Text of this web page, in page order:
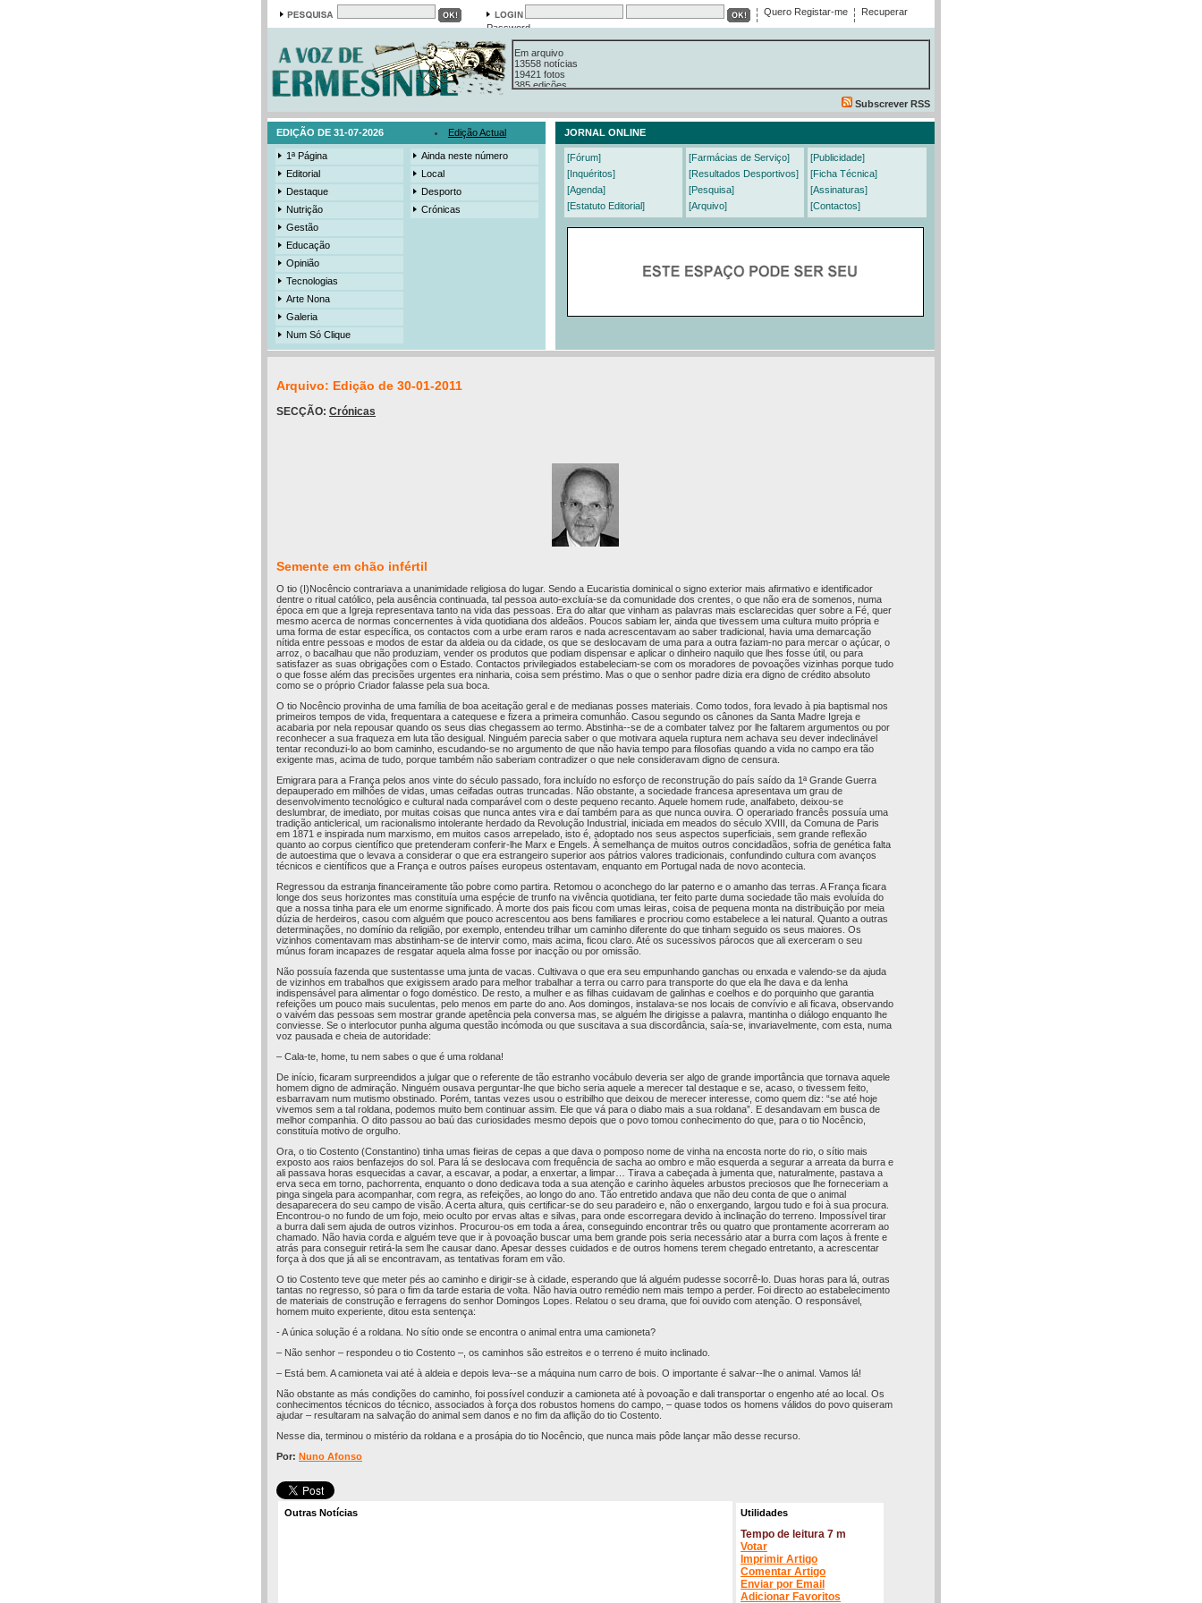
Quero Registar-me
Recuperar
Password
13558 notícias
19421 fotos
385 edições
3206 mensagens
Subscrever RSS
EDIÇÃO DE 31-07-2026 Edição Actual JORNAL ONLINE
1ª Página
Editorial
Destaque
Nutrição
Gestão
Educação
Opinião
Tecnologias
Arte Nona
Galeria
Num Só Clique
Ainda neste número
Local
Desporto
Crónicas
[Fórum]
[Inquéritos]
[Agenda]
[Estatuto Editorial]
[Farmácias de Serviço]
[Resultados Desportivos]
[Pesquisa]
[Arquivo]
[Publicidade]
[Ficha Técnica]
[Assinaturas]
[Contactos]
Arquivo: Edição de 30-01-2011
SECÇÃO: Crónicas
Semente em chão infértil
O tio (I)Nocêncio contrariava a unanimidade religiosa do lugar. Sendo a Eucaristia dominical o signo exterior mais afirmativo e identificador
dentre o ritual católico, pela ausência continuada, tal pessoa auto-excluía-se da comunidade dos crentes, o que não era de somenos, numa
época em que a Igreja representava tanto na vida das pessoas. Era do altar que vinham as palavras mais esclarecidas quer sobre a Fé, quer
mesmo acerca de normas concernentes à vida quotidiana dos aldeãos. Poucos sabiam ler, ainda que tivessem uma cultura muito própria e
uma forma de estar específica, os contactos com a urbe eram raros e nada acrescentavam ao saber tradicional, havia uma demarcação
nítida entre pessoas e modos de estar da aldeia ou da cidade, os que se deslocavam de uma para a outra faziam-no para mercar o açúcar, o
arroz, o bacalhau que não produziam, vender os produtos que podiam dispensar e aplicar o dinheiro naquilo que lhes fosse útil, ou para
satisfazer as suas obrigações com o Estado. Contactos privilegiados estabeleciam-se com os moradores de povoações vizinhas porque tudo
o que fosse além das precisões urgentes era ninharia, coisa sem préstimo. Mas o que o senhor padre dizia era digno de crédito absoluto
como se o próprio Criador falasse pela sua boca.
O tio Nocêncio provinha de uma família de boa aceitação geral e de medianas posses materiais. Como todos, fora levado à pia baptismal nos
primeiros tempos de vida, frequentara a catequese e fizera a primeira comunhão. Casou segundo os cânones da Santa Madre Igreja e
acabaria por nela repousar quando os seus dias chegassem ao termo. Abstinha--se de a combater talvez por lhe faltarem argumentos ou por
reconhecer a sua fraqueza em luta tão desigual. Ninguém parecia saber o que motivara aquela ruptura nem achava seu dever indeclinável
tentar reconduzi-lo ao bom caminho, escudando-se no argumento de que não havia tempo para filosofias quando a vida no campo era tão
exigente mas, acima de tudo, porque também não saberiam contradizer o que nele consideravam digno de censura.
Emigrara para a França pelos anos vinte do século passado, fora incluído no esforço de reconstrução do país saído da 1ª Grande Guerra
depauperado em milhões de vidas, umas ceifadas outras truncadas. Não obstante, a sociedade francesa apresentava um grau de
desenvolvimento tecnológico e cultural nada comparável com o deste pequeno recanto. Aquele homem rude, analfabeto, deixou-se
deslumbrar, de imediato, por muitas coisas que nunca antes vira e daí também para as que nunca ouvira. O operariado francês possuía uma
tradição anticlerical, um racionalismo intolerante herdado da Revolução Industrial, iniciada em meados do século XVIII, da Comuna de Paris
em 1871 e inspirada num marxismo, em muitos casos arrepelado, isto é, adoptado nos seus aspectos superficiais, sem grande reflexão
quanto ao corpus científico que pretenderam conferir-lhe Marx e Engels. À semelhança de muitos outros concidadãos, sofria de genética falta
de autoestima que o levava a considerar o que era estrangeiro superior aos pátrios valores tradicionais, confundindo cultura com avanços
técnicos e científicos que a França e outros países europeus ostentavam, enquanto em Portugal nada de novo acontecia.
Regressou da estranja financeiramente tão pobre como partira. Retomou o aconchego do lar paterno e o amanho das terras. A França ficara
longe dos seus horizontes mas constituía uma espécie de trunfo na vivência quotidiana, ter feito parte duma sociedade tão mais evoluída do
que a nossa tinha para ele um enorme significado. À morte dos pais ficou com umas leiras, coisa de pequena monta na distribuição por meia
dúzia de herdeiros, casou com alguém que pouco acrescentou aos bens familiares e procriou como estabelece a lei natural. Quanto a outras
determinações, no domínio da religião, por exemplo, entendeu trilhar um caminho diferente do que tinham seguido os seus maiores. Os
vizinhos comentavam mas abstinham-se de intervir como, mais acima, ficou claro. Até os sucessivos párocos que ali exerceram o seu
múnus foram incapazes de resgatar aquela alma fosse por inacção ou por omissão.
Não possuía fazenda que sustentasse uma junta de vacas. Cultivava o que era seu empunhando ganchas ou enxada e valendo-se da ajuda
de vizinhos em trabalhos que exigissem arado para melhor trabalhar a terra ou carro para transporte do que ela lhe dava e da lenha
indispensável para alimentar o fogo doméstico. De resto, a mulher e as filhas cuidavam de galinhas e coelhos e do porquinho que garantia
refeições um pouco mais suculentas, pelo menos em parte do ano. Aos domingos, instalava-se nos locais de convívio e ali ficava, observando
o vaivém das pessoas sem mostrar grande apetência pela conversa mas, se alguém lhe dirigisse a palavra, mantinha o diálogo enquanto lhe
conviesse. Se o interlocutor punha alguma questão incómoda ou que suscitava a sua discordância, saía-se, invariavelmente, com esta, numa
voz pausada e cheia de autoridade:
– Cala-te, home, tu nem sabes o que é uma roldana!
De início, ficaram surpreendidos a julgar que o referente de tão estranho vocábulo deveria ser algo de grande importância que tornava aquele
homem digno de admiração. Ninguém ousava perguntar-lhe que bicho seria aquele a merecer tal destaque e se, acaso, o tivessem feito,
esbarravam num mutismo obstinado. Porém, tantas vezes usou o estribilho que deixou de merecer interesse, como quem diz: “se até hoje
vivemos sem a tal roldana, podemos muito bem continuar assim. Ele que vá para o diabo mais a sua roldana”. E desandavam em busca de
melhor companhia. O dito passou ao baú das curiosidades mesmo depois que o povo tomou conhecimento do que, para o tio Nocêncio,
constituía motivo de orgulho.
Ora, o tio Costento (Constantino) tinha umas fieiras de cepas a que dava o pomposo nome de vinha na encosta norte do rio, o sítio mais
exposto aos raios benfazejos do sol. Para lá se deslocava com frequência de sacha ao ombro e mão esquerda a segurar a arreata da burra e
ali passava horas esquecidas a cavar, a escavar, a podar, a enxertar, a limpar… Tirava a cabeçada à jumenta que, naturalmente, pastava a
erva seca em torno, pachorrenta, enquanto o dono dedicava toda a sua atenção e carinho àqueles arbustos preciosos que lhe forneceriam a
pinga singela para acompanhar, com regra, as refeições, ao longo do ano. Tão entretido andava que não deu conta de que o animal
desaparecera do seu campo de visão. A certa altura, quis certificar-se do seu paradeiro e, não o enxergando, largou tudo e foi à sua procura.
Encontrou-o no fundo de um fojo, meio oculto por ervas altas e silvas, para onde escorregara devido à inclinação do terreno. Impossível tirar
a burra dali sem ajuda de outros vizinhos. Procurou-os em toda a área, conseguindo encontrar três ou quatro que prontamente acorreram ao
chamado. Não havia corda e alguém teve que ir à povoação buscar uma bem grande pois seria necessário atar a burra com laços à frente e
atrás para conseguir retirá-la sem lhe causar dano. Apesar desses cuidados e de outros homens terem chegado entretanto, a acrescentar
força à dos que já ali se encontravam, as tentativas foram em vão.
O tio Costento teve que meter pés ao caminho e dirigir-se à cidade, esperando que lá alguém pudesse socorrê-lo. Duas horas para lá, outras
tantas no regresso, só para o fim da tarde estaria de volta. Não havia outro remédio nem mais tempo a perder. Foi directo ao estabelecimento
de materiais de construção e ferragens do senhor Domingos Lopes. Relatou o seu drama, que foi ouvido com atenção. O responsável,
homem muito experiente, ditou esta sentença:
- A única solução é a roldana. No sítio onde se encontra o animal entra uma camioneta?
– Não senhor – respondeu o tio Costento –, os caminhos são estreitos e o terreno é muito inclinado.
– Está bem. A camioneta vai até à aldeia e depois leva--se a máquina num carro de bois. O importante é salvar--lhe o animal. Vamos lá!
Não obstante as más condições do caminho, foi possível conduzir a camioneta até à povoação e dali transportar o engenho até ao local. Os
conhecimentos técnicos do técnico, associados à força dos robustos homens do campo, – quase todos os homens válidos do povo quiseram
ajudar – resultaram na salvação do animal sem danos e no fim da aflição do tio Costento.
Nesse dia, terminou o mistério da roldana e a prosápia do tio Nocêncio, que nunca mais pôde lançar mão desse recurso.
Por: Nuno Afonso
Outras Notícias Utilidades
Tempo de leitura 7 m
Votar
Imprimir Artigo
Comentar Artigo
Enviar por Email
Adicionar Favoritos